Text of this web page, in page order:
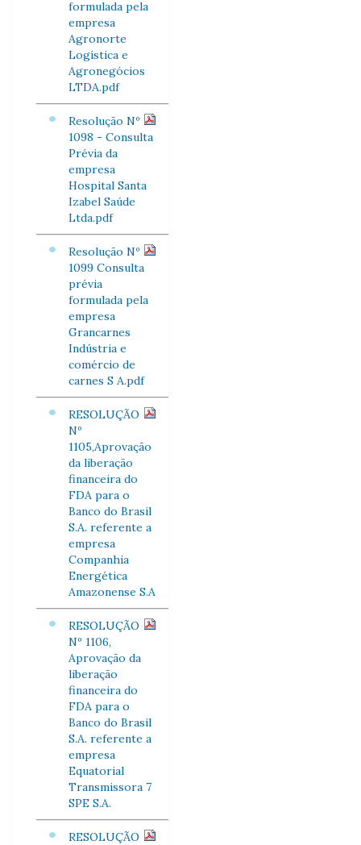
formulada pela
empresa
Agronorte
Logística e
Agronegócios
LTDA.pdf
Resolução Nº
1098 - Consulta
Prévia da
empresa
Hospital Santa
Izabel Saúde
Ltda.pdf
Resolução Nº
1099 Consulta
prévia
formulada pela
empresa
Grancarnes
Indústria e
comércio de
carnes S A.pdf
RESOLUÇÃO
Nº
1105,Aprovação
da liberação
financeira do
FDA para o
Banco do Brasil
S.A. referente a
empresa
Companhia
Energética
Amazonense S.A
RESOLUÇÃO
Nº 1106,
Aprovação da
liberação
financeira do
FDA para o
Banco do Brasil
S.A. referente a
empresa
Equatorial
Transmissora 7
SPE S.A.
RESOLUÇÃO